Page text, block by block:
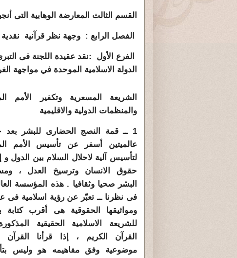
القسم الثالث المعارضة الوهابية التى
الفصل الرابع : وجهة نظر قرآنية نقدية
الفرع الأول :نقد عقيدة اللجنة فى
الدولة الاسلامية الموحدة في مواجهة
الشريعة المسعرية وتكفير الأمم
والمنظمات الدولية والاقليمية
1 ــ قمة النصج الحضارى للبشر بعد
عالميتين أسفر عن تأسيس الأمم
لتأسيس آلية لاحلال السلام بين الدول و
حقوق الانسان وترسيخ العدل ،
البشر صحيا وثقافيا . هذه المؤسسة
فى نظرنا ــ تعبّر عن رؤية اسلامية فى
ومواثيقها الحقوقية هى أقرب كتابة
للشريعة الاسلامية الحقيقية
القرآن الكريم ، إذا قرأنا القرآن
موضوعية وفق مفاهيمه هو وليس